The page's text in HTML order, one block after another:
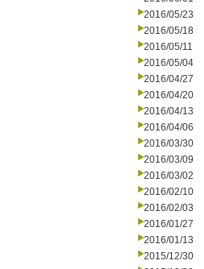
2016/05/23
2016/05/18
2016/05/11
2016/05/04
2016/04/27
2016/04/20
2016/04/13
2016/04/06
2016/03/30
2016/03/09
2016/03/02
2016/02/10
2016/02/03
2016/01/27
2016/01/13
2015/12/30